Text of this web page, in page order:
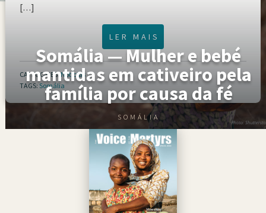
Somália — Mulher e bebé
mantidas em cativeiro pela
família por causa da fé
SOMÁLIA
[…]
LER MAIS
CATEGORIES:Notícias
TAGS: Somália